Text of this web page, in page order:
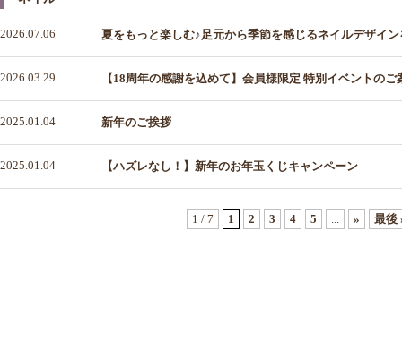
2026.07.06 夏をもっと楽しむ♪足元から季節を感じるネイルデザイ
2026.03.29 【18周年の感謝を込めて】会員様限定 特別イベントのご
2025.01.04 新年のご挨拶
2025.01.04 【ハズレなし！】新年のお年玉くじキャンペーン
1 / 7 1 2 3 4 5 ... » 最後